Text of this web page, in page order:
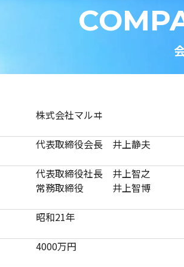
株式会社マルヰ
代表取締役会長 井上静夫
代表取締役社長 井上智之
常務取締役 井上智博
昭和21年
4000万円